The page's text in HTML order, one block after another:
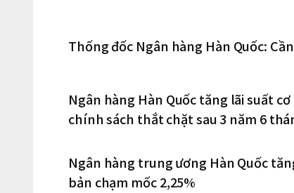
Thống đốc Ngân hàng Hàn Quốc:
Ngân hàng Hàn Quốc tăng lãi suất
chính sách thắt chặt sau 3 năm 6
Ngân hàng trung ương Hàn Quốc
bản chạm mốc 2,25%